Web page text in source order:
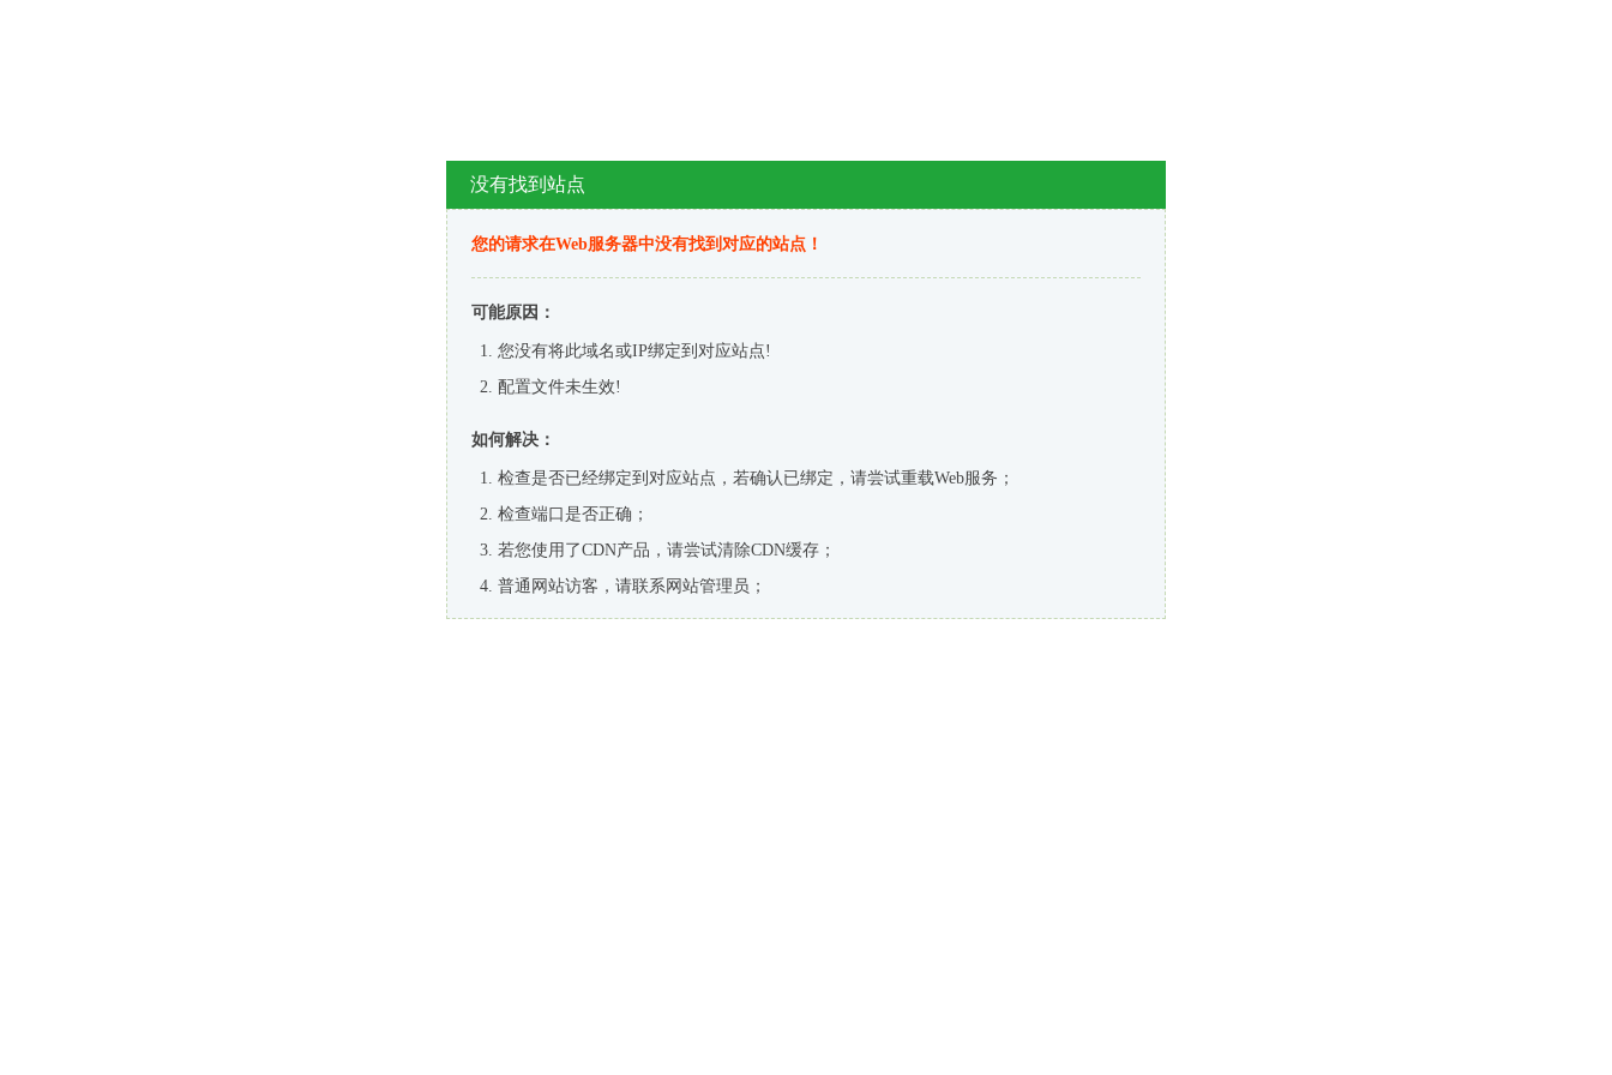
没有找到站点
您的请求在Web服务器中没有找到对应的站点！
可能原因：
您没有将此域名或IP绑定到对应站点!
配置文件未生效!
如何解决：
检查是否已经绑定到对应站点，若确认已绑定，请尝试重载Web服务；
检查端口是否正确；
若您使用了CDN产品，请尝试清除CDN缓存；
普通网站访客，请联系网站管理员；